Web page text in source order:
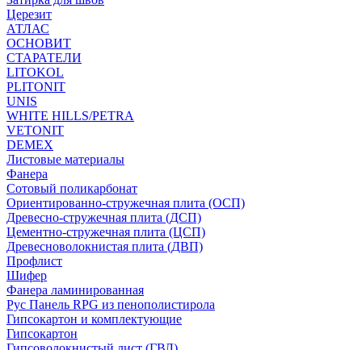
Церезит
АТЛАС
ОСНОВИТ
СТАРАТЕЛИ
LITOKOL
PLITONIT
UNIS
WHITE HILLS/PETRA
VETONIT
DEMEX
Листовые материалы
Фанера
Сотовый поликарбонат
Ориентированно-стружечная плита (ОСП)
Древесно-стружечная плита (ДСП)
Цементно-стружечная плита (ЦСП)
Древесноволокнистая плита (ДВП)
Профлист
Шифер
Фанера ламинированная
Рус Панель RPG из пенополистирола
Гипсокартон и комплектующие
Гипсокартон